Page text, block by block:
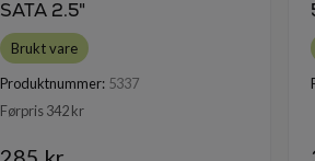
SATA 2.5"
Brukt vare
Produktnummer: 5337
Førpris 342 kr